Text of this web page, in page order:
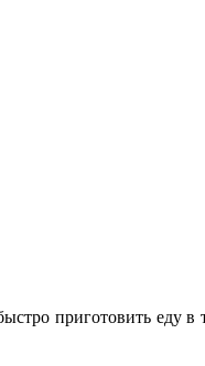
приготовить еду в